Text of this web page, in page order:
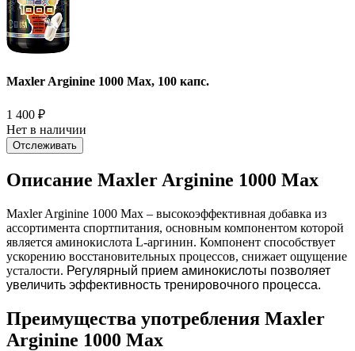
Maxler Arginine 1000 Max, 100 капс.
1 400 ₽
Нет в наличии
Отслеживать
Описание Maxler Arginine 1000 Max
Maxler Arginine 1000 Max – высокоэффективная добавка из
ассортимента спортпитания, основным компонентом которой
является аминокислота L-аргинин. Компонент способствует
ускорению восстановительных процессов, снижает ощущение
усталости. Регулярный прием аминокислоты позволяет
увеличить эффективность тренировочного процесса.
Преимущества употребления Maxler
Arginine 1000 Max